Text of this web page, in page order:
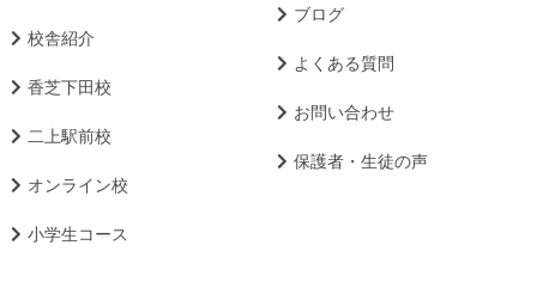
校舎紹介
香芝下田校
二上駅前校
オンライン校
小学生コース
ブログ
よくある質問
お問い合わせ
保護者・生徒の声